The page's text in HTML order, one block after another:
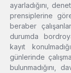
ayarladığını,
prensiplerine
beraber
durumda
kayıt
günlerinde çalışma
bulunmadığını,